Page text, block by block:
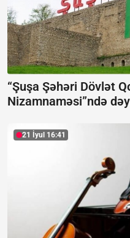
“Şuşa Şəhəri Dövlət
Nizamnaməsi”ndə
21 İyul 16:41